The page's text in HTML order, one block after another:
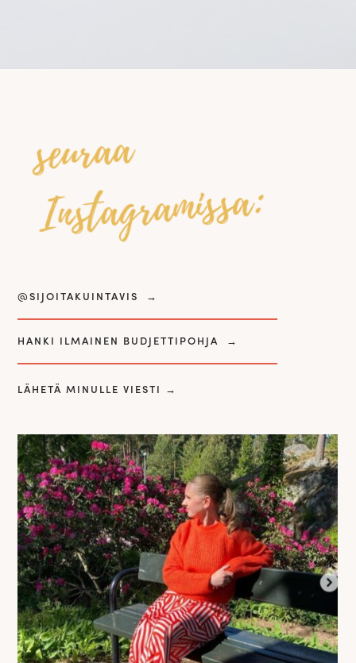
seuraa
Instagramissa:
@SIJOITAKUINTAVIS →
HANKI ILMAINEN BUDJETTIPOHJA →
LÄHETÄ MINULLE VIESTI →